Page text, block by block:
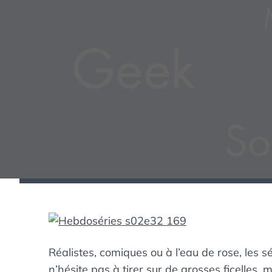
Réalistes, comiques ou à l’eau de rose, les